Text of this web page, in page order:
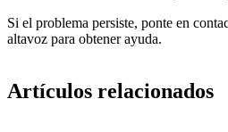
Si el problema persiste, ponte en
altavoz para obtener ayuda.
Artículos relacionados